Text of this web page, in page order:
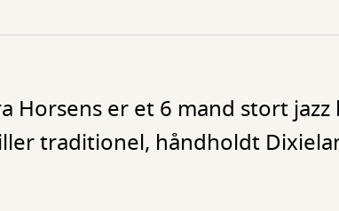
Horsens er et 6 mand stort
traditionel, håndholdt